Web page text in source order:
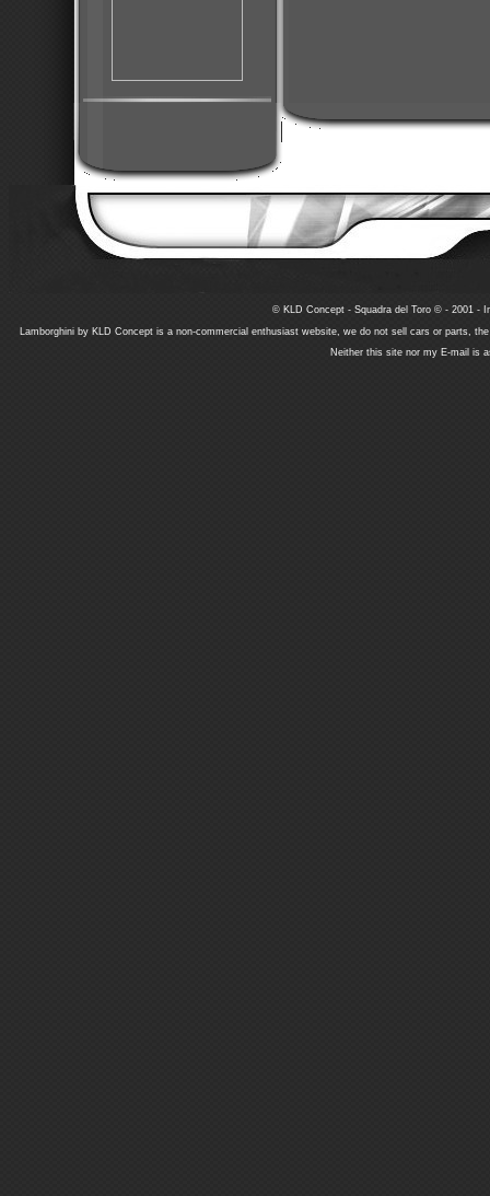
© KLD Concept - Squadra del Toro © - 2001 -
Lamborghini by KLD Concept is a non-commercial enthusiast website, we do not sell cars or parts,
Neither this site nor my E-mail is